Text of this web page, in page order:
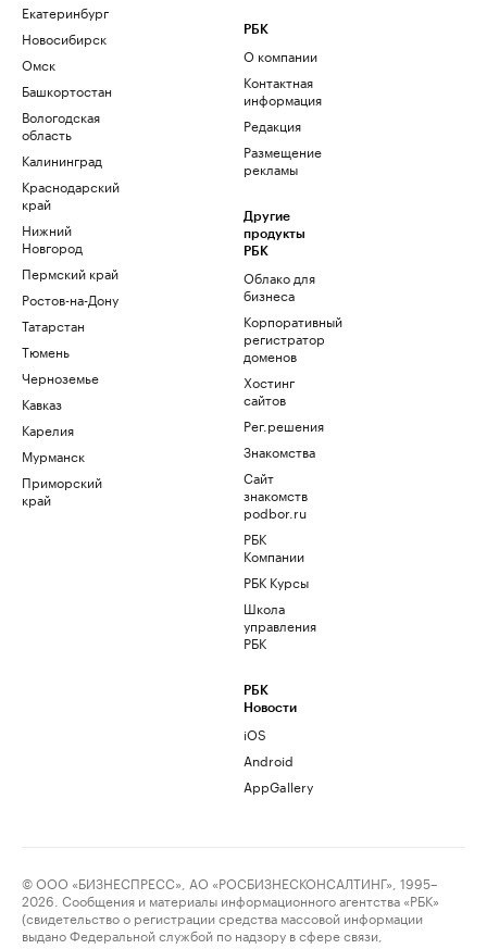
Екатеринбург
Новосибирск
Омск
Башкортостан
Вологодская
область
Калининград
Краснодарский
край
Нижний
Новгород
Пермский край
Ростов-на-Дону
Татарстан
Тюмень
Черноземье
Кавказ
Карелия
Мурманск
Приморский
край
РБК
О компании
Контактная
информация
Редакция
Размещение
рекламы
Другие
продукты
РБК
Облако для
бизнеса
Корпоративный
регистратор
доменов
Хостинг
сайтов
Рег.решения
Знакомства
Сайт
знакомств
podbor.ru
РБК
Компании
РБК Курсы
Школа
управления
РБК
РБК
Новости
iOS
Android
AppGallery
© ООО «БИЗНЕСПРЕСС», АО «РОСБИЗНЕСКОНСАЛТИНГ», 1995–
2026. Сообщения и материалы информационного агентства «РБК»
(свидетельство о регистрации средства массовой информации
выдано Федеральной службой по надзору в сфере связи,